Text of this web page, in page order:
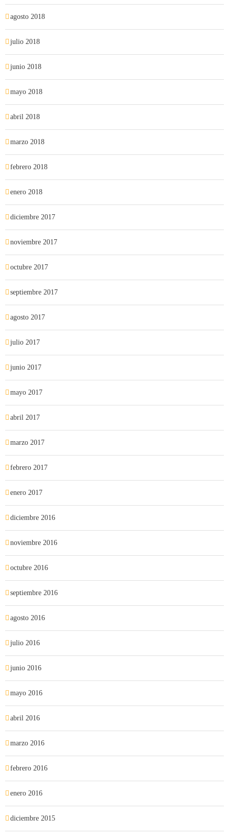
agosto 2018
julio 2018
junio 2018
mayo 2018
abril 2018
marzo 2018
febrero 2018
enero 2018
diciembre 2017
noviembre 2017
octubre 2017
septiembre 2017
agosto 2017
julio 2017
junio 2017
mayo 2017
abril 2017
marzo 2017
febrero 2017
enero 2017
diciembre 2016
noviembre 2016
octubre 2016
septiembre 2016
agosto 2016
julio 2016
junio 2016
mayo 2016
abril 2016
marzo 2016
febrero 2016
enero 2016
diciembre 2015